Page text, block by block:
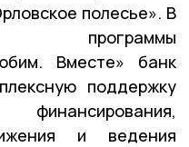
полесье». В
Вместе» банк
поддержку
и ведения